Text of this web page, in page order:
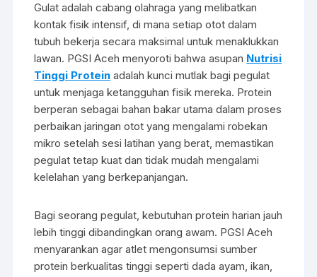
Gulat adalah cabang olahraga yang melibatkan
kontak fisik intensif, di mana setiap otot dalam
tubuh bekerja secara maksimal untuk menaklukkan
lawan. PGSI Aceh menyoroti bahwa asupan Nutrisi
Tinggi Protein adalah kunci mutlak bagi pegulat
untuk menjaga ketangguhan fisik mereka. Protein
berperan sebagai bahan bakar utama dalam proses
perbaikan jaringan otot yang mengalami robekan
mikro setelah sesi latihan yang berat, memastikan
pegulat tetap kuat dan tidak mudah mengalami
kelelahan yang berkepanjangan.
Bagi seorang pegulat, kebutuhan protein harian jauh
lebih tinggi dibandingkan orang awam. PGSI Aceh
menyarankan agar atlet mengonsumsi sumber
protein berkualitas tinggi seperti dada ayam, ikan,